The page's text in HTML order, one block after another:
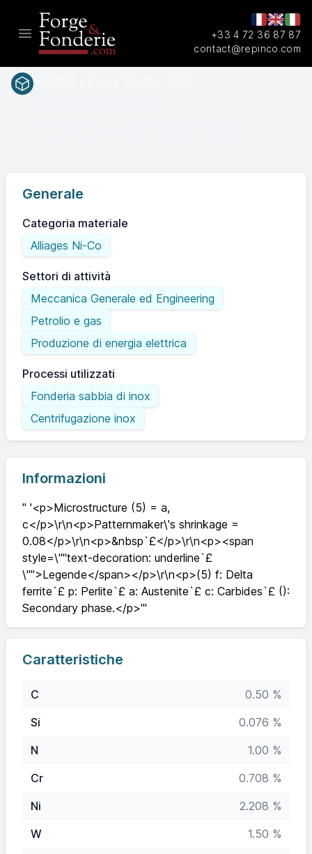
Open main menu
+33 4 72 36 87 87
contact@repinco.com
Generale
Categoria materiale
Alliages Ni-Co
Settori di attività
Meccanica Generale ed Engineering
Petrolio e gas
Produzione di energia elettrica
Processi utilizzati
Fonderia sabbia di inox
Centrifugazione inox
Informazioni
" '<p>Microstructure (5) = a,
c</p>\r\n<p>Patternmaker\'s shrinkage =
0.08</p>\r\n<p>&nbsp`£</p>\r\n<p><span
style=\""text-decoration: underline`£
\"">Legende</span></p>\r\n<p>(5) f: Delta
ferrite`£ p: Perlite`£ a: Austenite`£ c: Carbides`£ ():
Secondary phase.</p>'"
Caratteristiche
C
0.50 %
Si
0.076 %
N
1.00 %
Cr
0.708 %
Ni
2.208 %
W
1.50 %